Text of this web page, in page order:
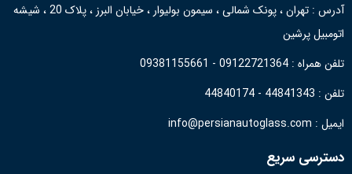
آدرس : تهران ، پونک شمالی ، سیمون بولیوار ، خیابان البرز ، پلاک 20 ، شیشه
اتومبیل پرشین
تلفن همراه : 09122721364 - 09381155661
تلفن : 44841343 - 44840174
ایمیل : info@persianautoglass.com
دسترسی سریع